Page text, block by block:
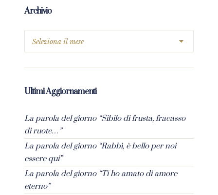
Archivio
Ultimi Aggiornamenti
La parola del giorno “Sibilo di frusta, fracasso
di ruote…”
La parola del giorno “Rabbì, è bello per noi
essere qui”
La parola del giorno “Ti ho amato di amore
eterno”